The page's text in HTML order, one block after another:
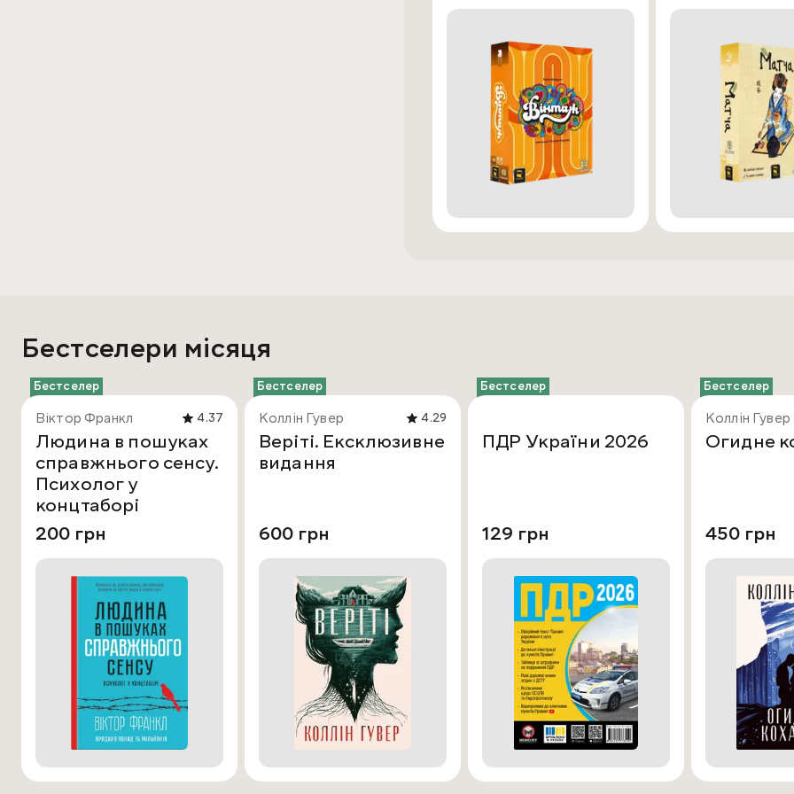
Ні. Ми відсіяли все «тупе», аби залишилось тільки те,
— «А вистачить на вечір?»
О, ще як. Скоріш за все ви не встигнете пройти всі ігри
наступної зустрічі.
Party Time. Men’s Edition — це не просто гра. Це твій
бар, квартира, дача, навіть гараж — відкрив, прочитав,
правил. Просто і весело! Замовляй зараз і зроби
Що всередині?
Бестселери місяця
Бестселер
Віктор Франкл 4.37
Людина в пошуках
справжнього сенсу.
Психолог у
концтаборі
200 грн
Бестселер
Коллін Гувер 4.29
Веріті. Ексклюзивне
видання
600 грн
Бестселер
ПДР України 2026
129 грн
Бестселер
Коллін Гувер
Огидне
450 грн